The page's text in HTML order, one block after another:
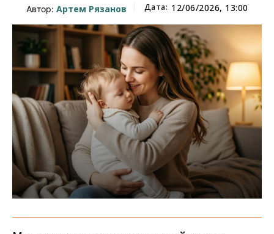
Автор: Артем Рязанов Дата: 12/06/2026, 13:00